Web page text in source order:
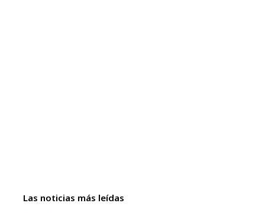
Las noticias más leídas